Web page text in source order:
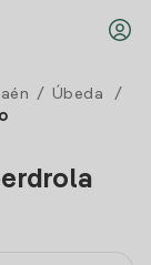
/ Úbeda
/